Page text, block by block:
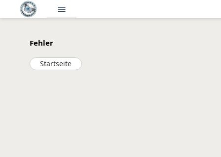
menu
Fehler
Startseite